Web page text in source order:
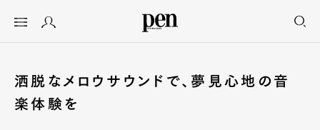
洒脱なメロウサウンドで、夢見心地の音
楽体験を